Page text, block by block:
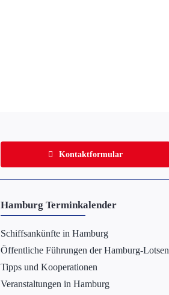
Kontaktformular
Hamburg Terminkalender
Schiffsankünfte in Hamburg
Öffentliche Führungen der Hamburg-Lotsen
Tipps und Kooperationen
Veranstaltungen in Hamburg